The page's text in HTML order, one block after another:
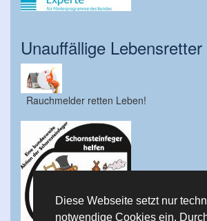
Diese Webseite setzt nur
notwendige Cookies ein.
Unauffällige Lebensretter
Rauchmelder retten Leben!